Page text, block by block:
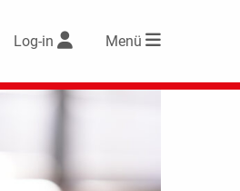
Log-in Menü